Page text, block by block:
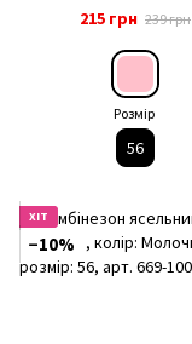
541-446
215 грн 239 грн
Розмір
56
ХІТ
−10%